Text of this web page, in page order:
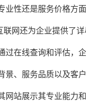
业性还是服务价格方面
联网还为企业提供了
过在线查询和评估，
景、服务品质以及客户
网站展示其专业能力